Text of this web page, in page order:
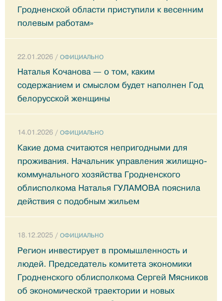
Гродненской области приступили к весенним
полевым работам»
22.01.2026 / ОФИЦИАЛЬНО
Наталья Кочанова — о том, каким
содержанием и смыслом будет наполнен Год
белорусской женщины
14.01.2026 / ОФИЦИАЛЬНО
Какие дома считаются непригодными для
проживания. Начальник управления жилищно-
коммунального хозяйства Гродненского
облисполкома Наталья ГУЛАМОВА пояснила
действия с подобным жильем
18.12.2025 / ОФИЦИАЛЬНО
Регион инвестирует в промышленность и
людей. Председатель комитета экономики
Гродненского облисполкома Сергей Мясников
об экономической траектории и новых